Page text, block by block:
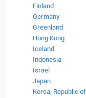
Finland
Germany
Greenland
Hong Kong
Iceland
Indonesia
Israel
Japan
Korea, Republic of